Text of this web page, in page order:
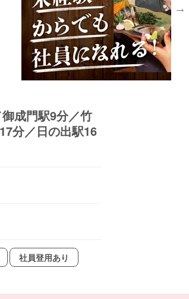
成門駅9分／竹
分／日の出駅16
社員登用あり